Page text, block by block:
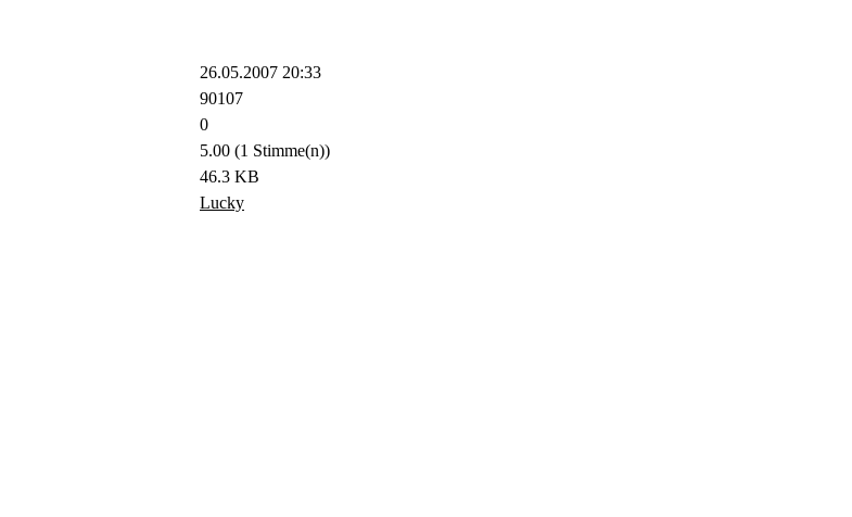
26.05.2007 20:33
90107
0
5.00 (1 Stimme(n))
46.3 KB
Lucky